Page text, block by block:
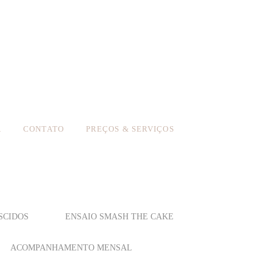
CONTATO PREÇOS & SERVIÇOS
ENSAIO SMASH THE CAKE
ACOMPANHAMENTO MENSAL